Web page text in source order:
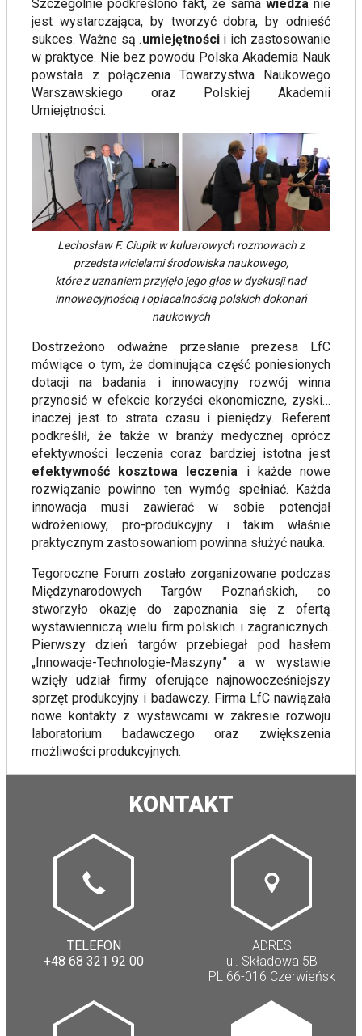
Szczególnie podkreślono fakt, że sama wiedza nie
jest wystarczająca, by tworzyć dobra, by odnieść
sukces. Ważne są .umiejętnościi ich zastosowanie
w praktyce. Nie bez powodu Polska Akademia Nauk
powstała z połączenia Towarzystwa Naukowego
Warszawskiego oraz Polskiej Akademii
Umiejętności.
Lechosław F. Ciupik w kuluarowych rozmowach z
przedstawicielami środowiska naukowego,
które z uznaniem przyjęło jego głos w dyskusji nad
innowacyjnością i opłacalnością polskich dokonań
naukowych
Dostrzeżono odważne przesłanie prezesa LfC
mówiące o tym, że dominująca część poniesionych
dotacji na badania i innowacyjny rozwój winna
przynosić w efekcie korzyści ekonomiczne, zyski…
inaczej jest to strata czasu i pieniędzy. Referent
podkreślił, że także w branży medycznej oprócz
efektywności leczenia coraz bardziej istotna jest
efektywność kosztowa leczenia i każde nowe
rozwiązanie powinno ten wymóg spełniać. Każda
innowacja musi zawierać w sobie potencjał
wdrożeniowy, pro-produkcyjny i takim właśnie
praktycznym zastosowaniom powinna służyć nauka.
Tegoroczne Forum zostało zorganizowane podczas
Międzynarodowych Targów Poznańskich, co
stworzyło okazję do zapoznania się z ofertą
wystawienniczą wielu firm polskich i zagranicznych.
Pierwszy dzień targów przebiegał pod hasłem
„Innowacje-Technologie-Maszyny” a w wystawie
wzięły udział firmy oferujące najnowocześniejszy
sprzęt produkcyjny i badawczy. Firma LfC nawiązała
nowe kontakty z wystawcami w zakresie rozwoju
laboratorium badawczego oraz zwiększenia
możliwości produkcyjnych.
KONTAKT
TELEFON
+48 68 321 92 00
ADRES
ul. Składowa 5B
PL 66-016 Czerwieńsk